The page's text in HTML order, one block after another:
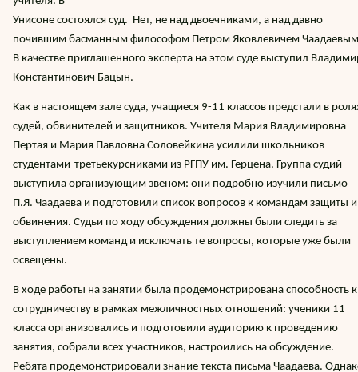
Унисоне состоялся суд. Нет, не над двоечниками, а над давно
почившим басманным философом Петром Яковлевичем
В качестве приглашенного эксперта на этом суде выступил
Константинович Бацын.
Как в настоящем зале суда, учащиеся 9-11 классов предстали в
судей, обвинителей и защитников. Учителя Мария Владимировна
Пертая и Мария Павловна Соловейкина усилили школьников
студентами-третьекурсниками из РГПУ им. Герцена. Группа судий
выступила организующим звеном: они подробно изучили письмо
П.Я. Чаадаева и подготовили список вопросов к командам защиты и
обвинения. Судьи по ходу обсуждения должны были следить за
выступлением команд и исключать те вопросы, которые уже были
освещены.
В ходе работы на занятии была продемонстрирована способность к
сотрудничеству в рамках межличностных отношений: ученики 11
класса организовались и подготовили аудиторию к проведению
занятия, собрали всех участников, настроились на обсуждение.
Ребята продемонстрировали знание текста письма Чаадаева.